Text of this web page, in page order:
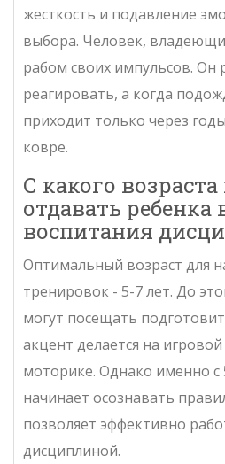
жесткость и подавление
выбора. Человек,
рабом своих импульсов. Он
реагировать, а когда
приходит только через
ковре.
С какого
отдавать
воспитания
Оптимальный возраст для
тренировок - 5-7 лет. До
могут посещать
акцент делается на
моторике. Однако именно с
начинает осознавать
позволяет эффективно
дисциплиной.